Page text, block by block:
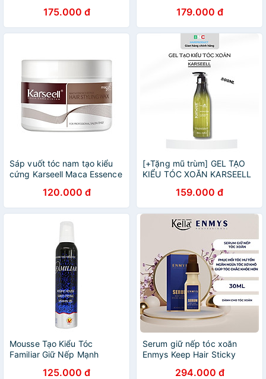
175.000 đ 179.000 đ
Sáp vuốt tóc nam tạo kiểu
cứng Karseell Maca Essence
120.000 đ
[+Tặng mũ trùm] GEL TẠO
KIỂU TÓC XOĂN KARSEELL
159.000 đ
Mousse Tạo Kiểu Tóc
Familiar Giữ Nếp Mạnh
125.000 đ
Serum giữ nếp tóc xoăn
Enmys Keep Hair Sticky
294.000 đ